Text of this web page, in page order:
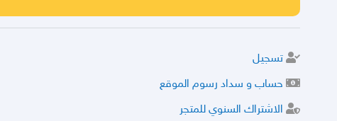
تسجيل
حساب و سداد رسوم الموقع
الاشتراك السنوي للمتجر